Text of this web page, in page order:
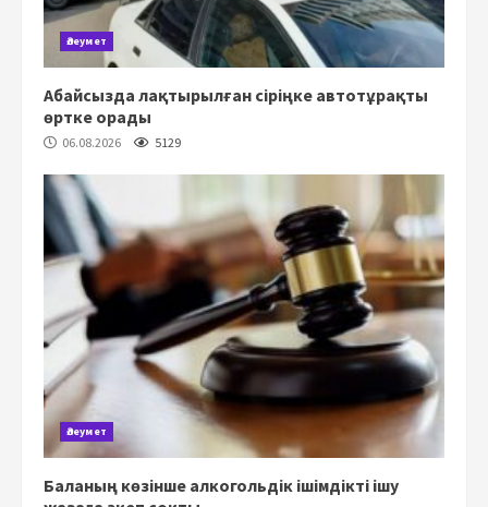
Әлеумет
Абайсызда лақтырылған сіріңке автотұрақты
өртке орады
06.08.2026 5129
Әлеумет
Баланың көзінше алкогольдік ішімдікті ішу